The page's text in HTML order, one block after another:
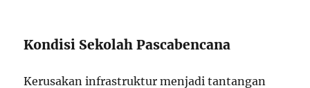
Kondisi Sekolah Pascabencana
Kerusakan infrastruktur menjadi tantangan